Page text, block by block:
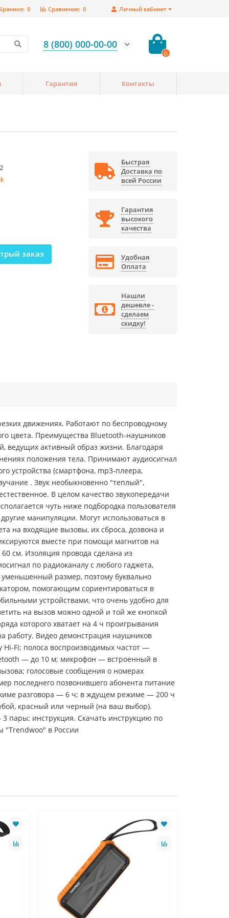
Личный кабинет
Сравнение: 0
0
8 (800) 000-00-00
0
Гарантия Контакты
заказ
Быстрая
Доставка по
всей России
Гарантия
высокого
качества
Удобная
Оплата
Нашли
дешевле -
сделаем
скидку!
движениях. Работают по беспроводному
цвета. Преимущества Bluetooth-наушников
ведущих активный образ жизни. Благодаря
положения тела. Принимают аудиосигнал
устройства (смартфона, mp3-плеера,
. Звук необыкновенно "теплый",
В целом качество звукопередачи
чуть ниже подбородка пользователя
манипуляции. Могут использоваться в
на входящие вызовы, их сброса, дозвона и
вместе при помощи магнитов на
см. Изоляция провода сделана из
по радиоканалу с любого гаджета,
размер, поэтому буквально
помогающим сориентироваться в
устройствами, что очень удобно для
на вызов можно одной и той же кнопкой
которого хватает на 4 ч проигрывания
работу. Видео демонстрация наушников
Hi-Fi; полоса воспроизводимых частот —
— до 10 м; микрофон — встроенный в
голосовые сообщения о номерах
последнего позвонившего абонента питание
разговора — 6 ч; в ждущем режиме — 200 ч
красный или черный (на ваш выбор).
пары; инструкция. Скачать инструкцию по
"Trendwoo" в России